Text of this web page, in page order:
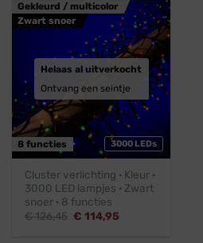
3000 LEDs
Gekleurd / multicolor
Zwart snoer
8 functies
Helaas al uitverkocht
Ontvang een seintje
Cluster verlichting · Kleur ·
3000 LED lampjes · Zwart
snoer · 8 functies
€126,45 Oorspronkelijke
€ 114,95